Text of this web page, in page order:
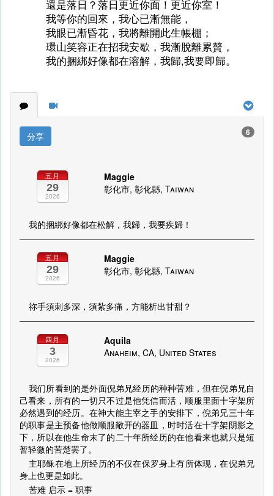
還是落日？落日更近你面！更近你室！
我等你的回來，我心已漸無能，
我眼已漸昏花，我將離開此生帳棚；
環山笑容正在招我安歇，我漸脫離累贅，
我的捆綁好像都在溶解，我歸,我要即歸。
分享 6
五月
29
2026
Maggie
彰化市, 彰化縣, Taiwan
我的捆綁好像都在松解，我歸，我要疾歸！
五月
29
2026
Maggie
彰化市, 彰化縣, Taiwan
祢手須刺多深，須紮多痛，方能析出甘甜？
四月
3
2026
Aquila
Anaheim, CA, United States
我们所看到的是外面倪弟兄经历的种种苦难，但在倪弟兄自
己看来，所有的一切只不过是他凭信而活，顺服里面十字架所
必然遇到的经历。在神大能主宰之手的安排下，倪弟兄三十年
的职事是主预备他做顺服敞开的器皿，时时活在十字架阴影之
下，所以在他生命末了的二十年所经历的在他看来也就只是短
暂轻微的苦楚罢了。
主耶稣在地上所经历的不仅在保罗身上有所体现，在倪弟兄
身上也更是如此。
苦难 启示 = 职事